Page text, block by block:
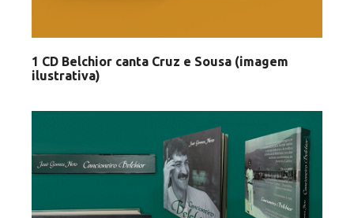
1 CD Belchior canta Cruz e Sousa (imagem
ilustrativa)